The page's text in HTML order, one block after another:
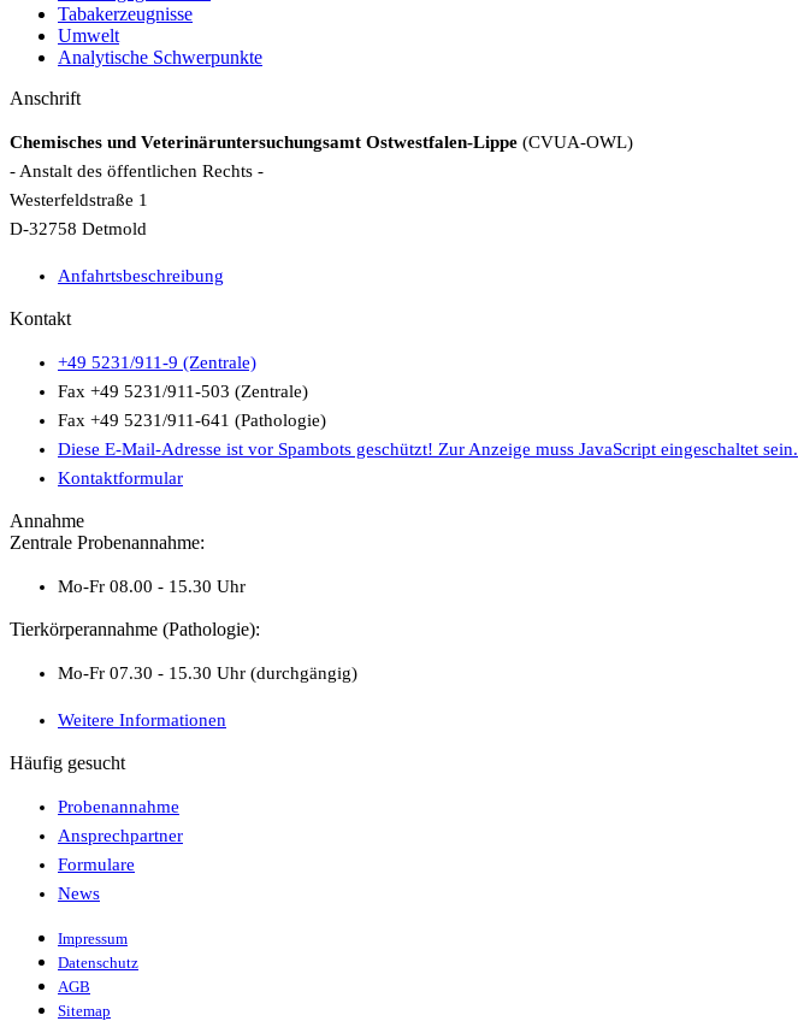
Tabakerzeugnisse
Umwelt
Analytische Schwerpunkte
Anschrift
Chemisches und Veterinäruntersuchungsamt Ostwestfalen-Lippe (CVUA-OWL)
- Anstalt des öffentlichen Rechts -
Westerfeldstraße 1
D-32758 Detmold
Anfahrtsbeschreibung
Kontakt
+49 5231/911-9 (Zentrale)
Fax +49 5231/911-503 (Zentrale)
Fax +49 5231/911-641 (Pathologie)
Diese E-Mail-Adresse ist vor Spambots geschützt! Zur Anzeige muss JavaScript eingeschaltet sein.
Kontaktformular
Annahme
Zentrale Probenannahme:
Mo-Fr 08.00 - 15.30 Uhr
Tierkörperannahme (Pathologie):
Mo-Fr 07.30 - 15.30 Uhr (durchgängig)
Weitere Informationen
Häufig gesucht
Probenannahme
Ansprechpartner
Formulare
News
Impressum
Datenschutz
AGB
Sitemap